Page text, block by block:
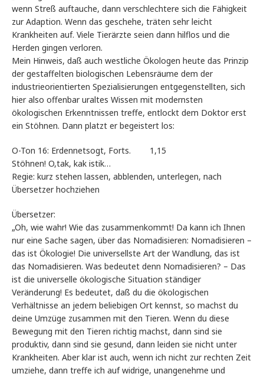
wenn Streß auftauche, dann verschlechtere sich die Fähigkeit
zur Adaption. Wenn das geschehe, träten sehr leicht
Krankheiten auf. Viele Tierärzte seien dann hilflos und die
Herden gingen verloren.
Mein Hinweis, daß auch westliche Ökologen heute das Prinzip
der gestaffelten biologischen Lebensräume dem der
industrieorientierten Spezialisierungen entgegenstellten, sich
hier also offenbar uraltes Wissen mit modernsten
ökologischen Erkenntnissen treffe, entlockt dem Doktor erst
ein Stöhnen. Dann platzt er begeistert los:
O-Ton 16: Erdennetsogt, Forts. 1,15
Stöhnen! O,tak, kak istik…
Regie: kurz stehen lassen, abblenden, unterlegen, nach
Übersetzer hochziehen
Übersetzer:
„Oh, wie wahr! Wie das zusammenkommt! Da kann ich Ihnen
nur eine Sache sagen, über das Nomadisieren: Nomadisieren –
das ist Ökologie! Die universellste Art der Wandlung, das ist
das Nomadisieren. Was bedeutet denn Nomadisieren? – Das
ist die universelle ökologische Situation ständiger
Veränderung! Es bedeutet, daß du die ökologischen
Verhältnisse an jedem beliebigen Ort kennst, so machst du
deine Umzüge zusammen mit den Tieren. Wenn du diese
Bewegung mit den Tieren richtig machst, dann sind sie
produktiv, dann sind sie gesund, dann leiden sie nicht unter
Krankheiten. Aber klar ist auch, wenn ich nicht zur rechten Zeit
umziehe, dann treffe ich auf widrige, unangenehme und